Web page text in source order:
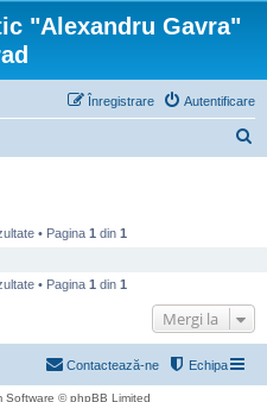
"Alexandru Gavra"
Autentificare
Înregistrare
e
• Pagina 1 din 1
• Pagina 1 din 1
Mergi la
Echipa
Contactează-ne
Software © phpBB Limited